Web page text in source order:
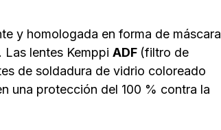
y homologada en forma de máscara
lentes Kemppi ADF (filtro de
de soldadura de vidrio coloreado
una protección del 100 % contra la